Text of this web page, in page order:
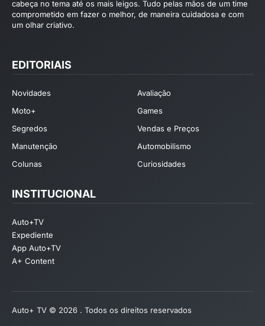
cabeça no tema até os mais leigos. Tudo pelas mãos de um time
comprometido em fazer o melhor, de maneira cuidadosa e com
um olhar criativo.
EDITORIAIS
Novidades
Avaliação
Moto+
Games
Segredos
Vendas e Preços
Manutenção
Automobilismo
Colunas
Curiosidades
INSTITUCIONAL
Auto+TV
Expediente
App Auto+TV
A+ Content
Auto+ TV © 2026 . Todos os direitos reservados